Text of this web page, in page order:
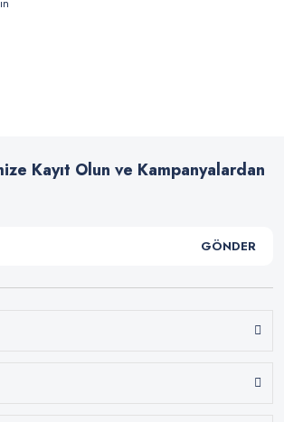
Kayıt Olun ve Kampanyalardan
GÖNDER